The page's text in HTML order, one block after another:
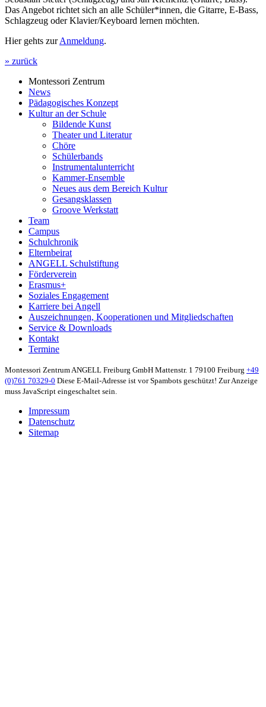
Das Angebot richtet sich an alle Schüler*innen, die Gitarre, E-Bass,
Schlagzeug oder Klavier/Keyboard lernen möchten.
Hier gehts zurAnmeldung.
» zurück
Montessori Zentrum
News
Pädagogisches Konzept
Kultur an der Schule
Bildende Kunst
Theater und Literatur
Chöre
Schülerbands
Instrumentalunterricht
Kammer-Ensemble
Neues aus dem Bereich Kultur
Gesangsklassen
Groove Werkstatt
Team
Campus
Schulchronik
Elternbeirat
ANGELL Schulstiftung
Förderverein
Erasmus+
Soziales Engagement
Karriere bei Angell
Auszeichnungen, Kooperationen und Mitgliedschaften
Service & Downloads
Kontakt
Termine
Montessori Zentrum ANGELL Freiburg GmbH Mattenstr. 1 79100 Freiburg +49
(0)761 70329-0 Diese E-Mail-Adresse ist vor Spambots geschützt! Zur Anzeige
muss JavaScript eingeschaltet sein.
Impressum
Datenschutz
Sitemap